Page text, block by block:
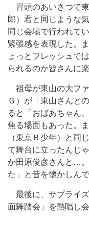
冒頭のあいさつで
郎）君と同じような
同じ会場で行われて
緊張感を表現した。
ょっとフレッシュで
られるのか皆さんに
祖母が東山の大フ
Ｇ）が「東山さんと
ると「おばあちゃん
焦る場面もあった。
（東京Ｂ少年）と同
て舞台に立ったんじ
か田原俊彦さんと…
た」と昔を懐かしんで
最後に、サプライ
面舞踏会」を熱唱し